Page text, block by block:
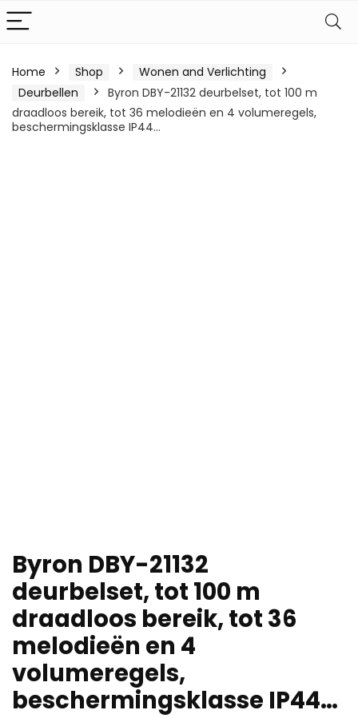
Home Shop
Wonen and Verlichting
Deurbellen
Byron DBY-21132 deurbelset, tot 100 m
draadloos bereik, tot 36 melodieën en 4 volumeregels,
beschermingsklasse IP44…
Byron DBY-21132
deurbelset, tot 100 m
draadloos bereik, tot 36
melodieën en 4
volumeregels,
beschermingsklasse IP44…